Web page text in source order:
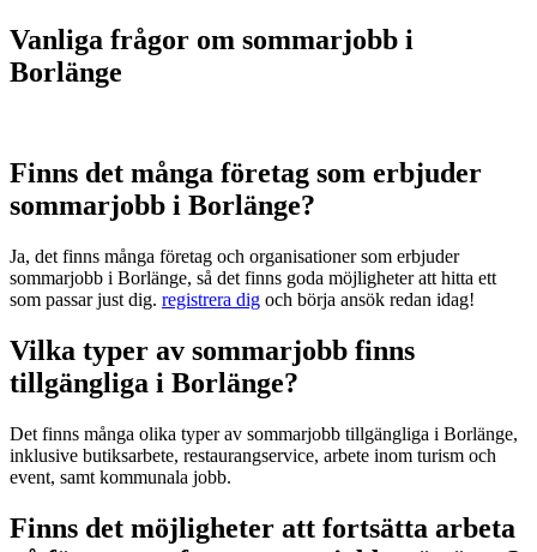
Vanliga frågor om sommarjobb i
Borlänge
Finns det många företag som erbjuder
sommarjobb i Borlänge?
Ja, det finns många företag och organisationer som erbjuder
sommarjobb i Borlänge, så det finns goda möjligheter att hitta ett
som passar just dig. registrera dig och börja ansök redan idag!
Vilka typer av sommarjobb finns
tillgängliga i Borlänge?
Det finns många olika typer av sommarjobb tillgängliga i Borlänge,
inklusive butiksarbete, restaurangservice, arbete inom turism och
event, samt kommunala jobb.
Finns det möjligheter att fortsätta arbeta